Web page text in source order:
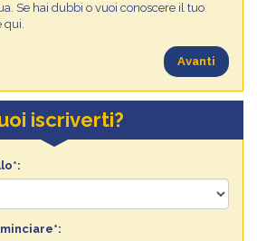
Se hai dubbi o vuoi conoscere il tuo
Avanti
iscriverti?